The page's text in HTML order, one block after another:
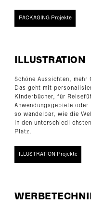
PACKAGING Projekte
ILLUSTRATION
Schöne Aussichten,
Das geht mit
Kinderbücher, für
Anwendungsgebiete
so wandelbar, wie die
in den
Platz.
ILLUSTRATION Projekte